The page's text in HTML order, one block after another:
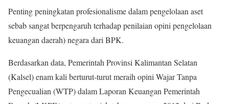
Penting peningkatan profesionalisme dalam pengelolaan aset
sebab sangat berpengaruh terhadap penilaian opini pengelolaan
keuangan daerah) negara dari BPK.
Berdasarkan data, Pemerintah Provinsi Kalimantan Selatan
(Kalsel) enam kali berturut-turut meraih opini Wajar Tanpa
Pengecualian (WTP) dalam Laporan Keuangan Pemerintah